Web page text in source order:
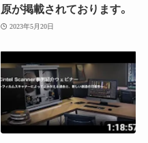
原が掲載されております。
2023年5月20日